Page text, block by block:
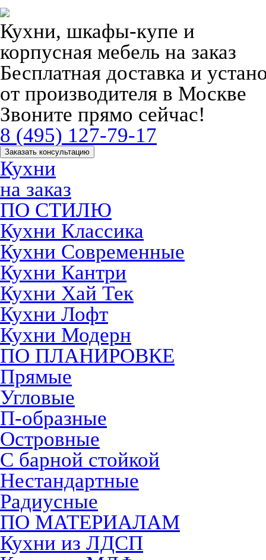
Кухни, шкафы-купе и
корпусная мебель на заказ
Бесплатная доставка и
от производителя в Москве
Звоните прямо сейчас!
8 (495) 127-79-17
Заказать консультацию
Кухни
на заказ
ПО СТИЛЮ
Кухни Классика
Кухни Современные
Кухни Кантри
Кухни Хай Тек
Кухни Лофт
Кухни Модерн
ПО ПЛАНИРОВКЕ
Прямые
Угловые
П-образные
Островные
С барной стойкой
Нестандартные
Радиусные
ПО МАТЕРИАЛАМ
Кухни из ЛДСП